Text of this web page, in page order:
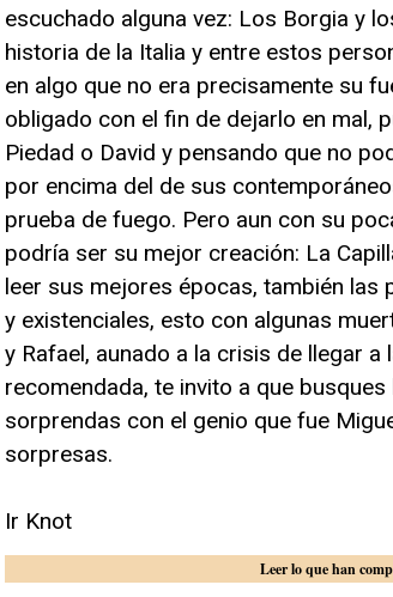
escuchado alguna vez: Los Borgia y
historia de la Italia y entre estos
en algo que no era precisamente su
obligado con el fin de dejarlo en mal,
Piedad o David y pensando que no
por encima del de sus
prueba de fuego. Pero aun con su
podría ser su mejor creación: La
leer sus mejores épocas, también
y existenciales, esto con algunas
y Rafael, aunado a la crisis de llegar
recomendada, te invito a que
sorprendas con el genio que fue
sorpresas.
Ir Knot
Leer lo que han